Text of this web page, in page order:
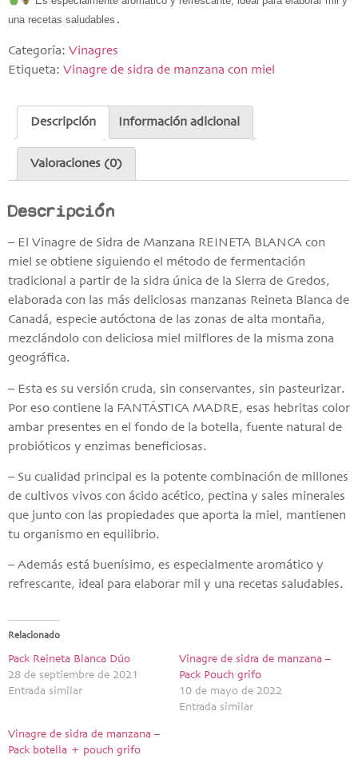
una recetas saludables .
Categoría: Vinagres
Etiqueta: Vinagre de sidra de manzana con miel
Descripción Información adicional
Valoraciones (0)
Descripción
– El Vinagre de Sidra de Manzana REINETA BLANCA con
miel se obtiene siguiendo el método de fermentación
tradicional a partir de la sidra única de la Sierra de Gredos,
elaborada con las más deliciosas manzanas Reineta Blanca de
Canadá, especie autóctona de las zonas de alta montaña,
mezclándolo con deliciosa miel milflores de la misma zona
geográfica.
– Esta es su versión cruda, sin conservantes, sin pasteurizar.
Por eso contiene la FANTÁSTICA MADRE, esas hebritas color
ambar presentes en el fondo de la botella, fuente natural de
probióticos y enzimas beneficiosas.
– Su cualidad principal es la potente combinación de millones
de cultivos vivos con ácido acético, pectina y sales minerales
que junto con las propiedades que aporta la miel, mantienen
tu organismo en equilibrio.
– Además está buenísimo, es especialmente aromático y
refrescante, ideal para elaborar mil y una recetas saludables.
Relacionado
Pack Reineta Blanca Dúo
28 de septiembre de 2021
Entrada similar
Vinagre de sidra de manzana –
Pack Pouch grifo
10 de mayo de 2022
Entrada similar
Vinagre de sidra de manzana –
Pack botella + pouch grifo